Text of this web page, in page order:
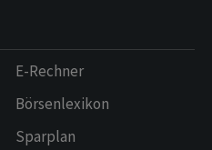
E-Rechner
Börsenlexikon
Sparplan